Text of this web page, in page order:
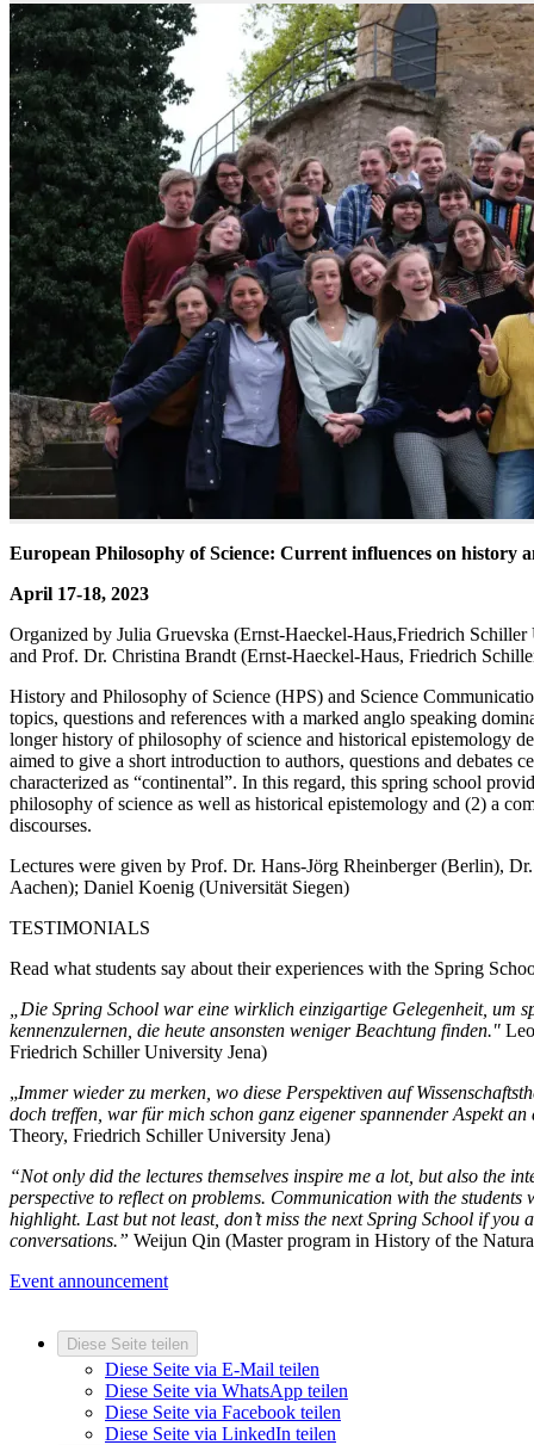
European Philosophy of Science: Current influences on history
April 17-18, 2023
Organized by Julia Gruevska (Ernst-Haeckel-Haus,Friedrich
and Prof. Dr. Christina Brandt (Ernst-Haeckel-Haus, Friedrich
History and Philosophy of Science (HPS) and Science
topics, questions and references with a marked anglo speaking
longer history of philosophy of science and historical epistemology
aimed to give a short introduction to authors, questions and debates
characterized as “continental”. In this regard, this spring school
philosophy of science as well as historical epistemology and (2) a
discourses.
Lectures were given by Prof. Dr. Hans-Jörg Rheinberger (Berlin), Dr.
Aachen); Daniel Koenig (Universität Siegen)
TESTIMONIALS
Read what students say about their experiences with the Spring
„Die Spring School war eine wirklich einzigartige Gelegenheit, um
kennenzulernen, die heute ansonsten weniger Beachtung finden."
Friedrich Schiller University Jena)
„Immer wieder zu merken, wo diese Perspektiven auf
doch treffen, war für mich schon ganz eigener spannender Aspekt
Theory, Friedrich Schiller University Jena)
“Not only did the lectures themselves inspire me a lot, but also the
perspective to reflect on problems. Communication with the
highlight. Last but not least, don’t miss the next Spring School if
conversations.” Weijun Qin (Master program in History of the
Event announcement
Diese Seite teilen
Diese Seite via E-Mail teilen
Diese Seite via WhatsApp teilen
Diese Seite via Facebook teilen
Diese Seite via LinkedIn teilen